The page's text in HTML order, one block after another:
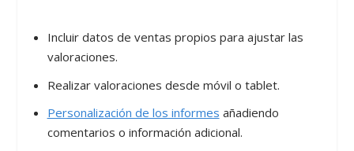
Incluir datos de ventas propios para ajustar las
valoraciones.
Realizar valoraciones desde móvil o tablet.
Personalización de los informes añadiendo
comentarios o información adicional.